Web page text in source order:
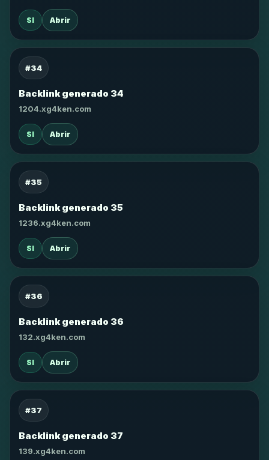
SI Abrir
#34
Backlink generado 34
1204.xg4ken.com
SI Abrir
#35
Backlink generado 35
1236.xg4ken.com
SI Abrir
#36
Backlink generado 36
132.xg4ken.com
SI Abrir
#37
Backlink generado 37
139.xg4ken.com